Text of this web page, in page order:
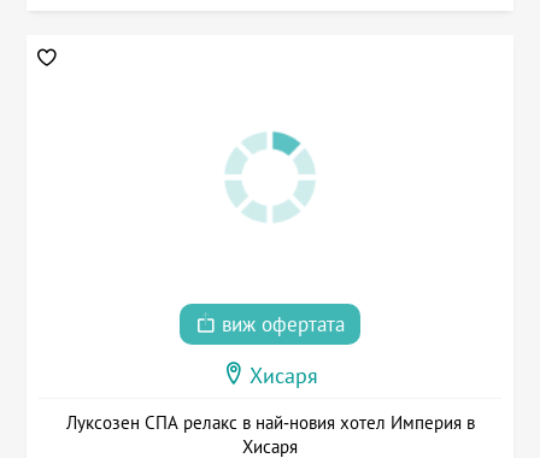
виж офертата
Хисаря
Луксозен СПА релакс в най-новия хотел Империя в
Хисаря